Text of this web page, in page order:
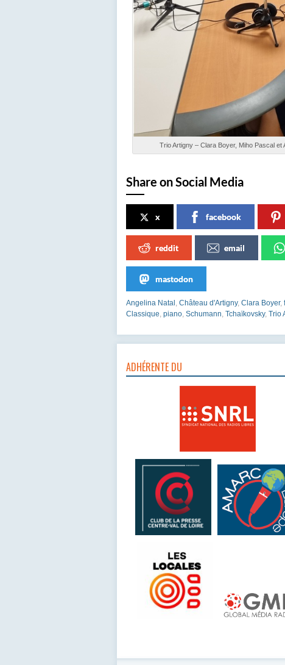
Trio Artigny – Clara Boyer, Miho Pascal
Share on Social Media
x facebook
reddit email
mastodon
Angelina Natal Château d'Artigny, Clara Boyer,
Classique piano Schumann Tchaïkovsky, Trio
ADHÉRENTE DU